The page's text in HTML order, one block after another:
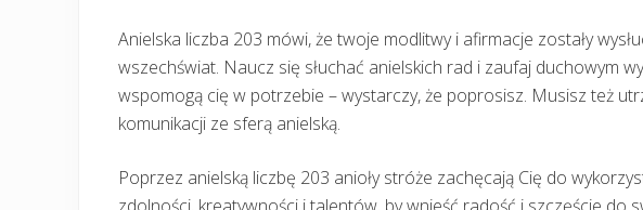
Anielska liczba 203 mówi, że twoje modlitwy i afirmacje zostały
wszechświat. Naucz się słuchać anielskich rad i zaufaj duchowym
wspomogą cię w potrzebie – wystarczy, że poprosisz. Musisz też
komunikacji ze sferą anielską.
Poprzez anielską liczbę 203 anioły stróże zachęcają Cię do